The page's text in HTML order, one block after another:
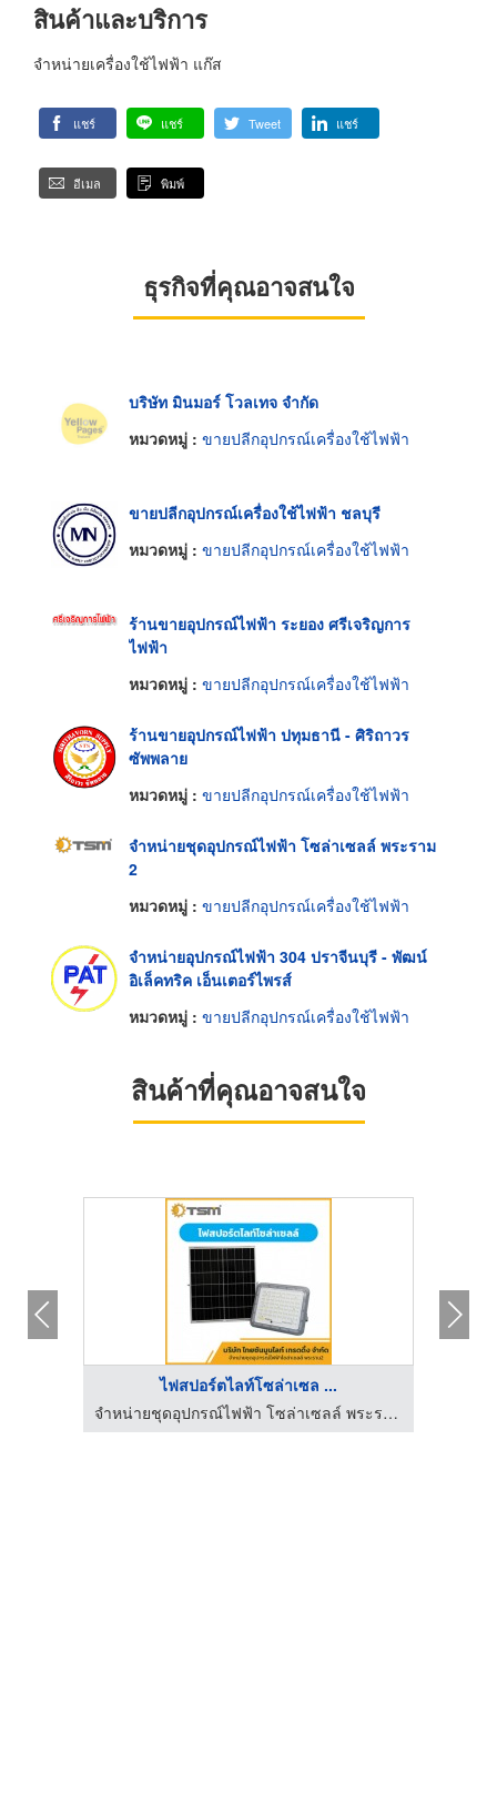
สินค้าและบริการ
จำหน่ายเครื่องใช้ไฟฟ้า แก๊ส
แชร์ แชร์ Tweet แชร์
อีเมล พิมพ์
ธุรกิจที่คุณอาจสนใจ
บริษัท มินมอร์ โวลเทจ จำกัด
หมวดหมู่ : ขายปลีกอุปกรณ์เครื่องใช้ไฟฟ้า
ขายปลีกอุปกรณ์เครื่องใช้ไฟฟ้า ชลบุรี
หมวดหมู่ : ขายปลีกอุปกรณ์เครื่องใช้ไฟฟ้า
ร้านขายอุปกรณ์ไฟฟ้า ระยอง ศรีเจริญการ
ไฟฟ้า
หมวดหมู่ : ขายปลีกอุปกรณ์เครื่องใช้ไฟฟ้า
ร้านขายอุปกรณ์ไฟฟ้า ปทุมธานี - ศิริถาวร
ซัพพลาย
หมวดหมู่ : ขายปลีกอุปกรณ์เครื่องใช้ไฟฟ้า
จำหน่ายชุดอุปกรณ์ไฟฟ้า โซล่าเซลล์ พระราม
2
หมวดหมู่ : ขายปลีกอุปกรณ์เครื่องใช้ไฟฟ้า
จำหน่ายอุปกรณ์ไฟฟ้า 304 ปราจีนบุรี - พัฒน์
อิเล็คทริค เอ็นเตอร์ไพรส์
หมวดหมู่ : ขายปลีกอุปกรณ์เครื่องใช้ไฟฟ้า
สินค้าที่คุณอาจสนใจ
ไฟสปอร์ตไลท์โซล่าเซล ...
จำหน่ายชุดอุปกรณ์ไฟฟ้า โซล่าเซลล์ พระราม 2